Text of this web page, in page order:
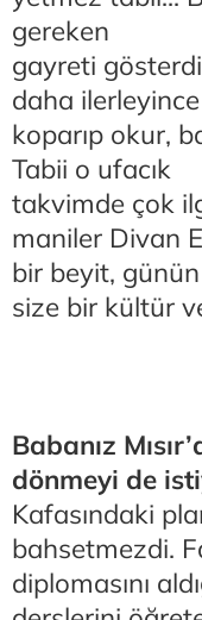
gereken
gayreti
daha
koparıp okur,
Tabii o ufacık
takvimde çok
maniler Divan
bir beyit,
size bir kültür
Babanız
dönmeyi de
Kafasındaki
bahsetmezdi.
diplomasını